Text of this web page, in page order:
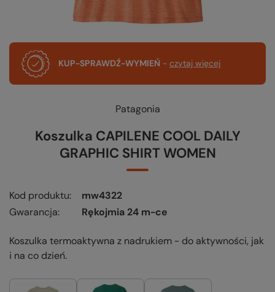
KUP-SPRAWDŹ-WYMIEŃ - czytaj więcej
Patagonia
Koszulka CAPILENE COOL DAILY
GRAPHIC SHIRT WOMEN
Kod produktu
mw4322
Gwarancja
Rękojmia 24 m-ce
Koszulka termoaktywna z nadrukiem - do aktywności, jak
i na co dzień.